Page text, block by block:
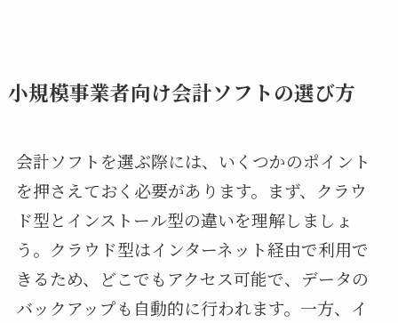
小規模事業者向け会計ソフトの選び方
会計ソフトを選ぶ際には、いくつかのポイント
を押さえておく必要があります。まず、クラウ
ド型とインストール型の違いを理解しましょ
う。クラウド型はインターネット経由で利用で
きるため、どこでもアクセス可能で、データの
バックアップも自動的に行われます。一方、イ